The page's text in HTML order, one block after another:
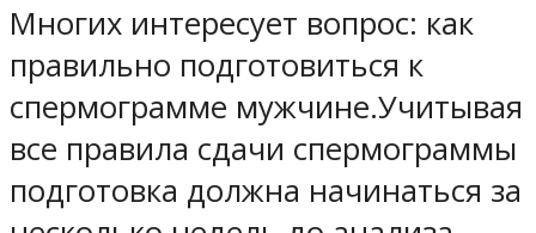
Многих интересует вопрос: как
правильно подготовиться к
спермограмме мужчине.Учитывая
все правила сдачи спермограммы
подготовка должна начинаться за